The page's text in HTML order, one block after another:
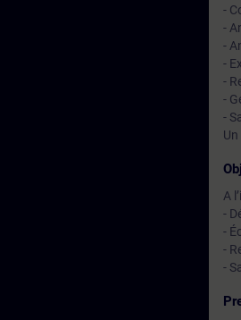
-
-
-
-
-
-
-
A
-
-
-
-